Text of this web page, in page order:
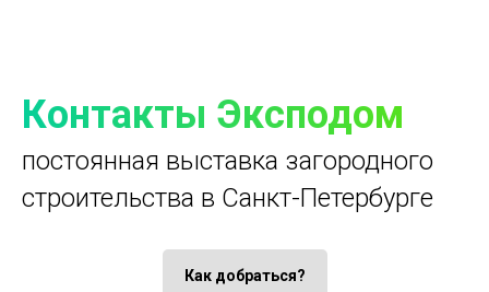
Контакты Эксподом
постоянная выставка загородного
строительства в Санкт-Петербурге
Как добраться?